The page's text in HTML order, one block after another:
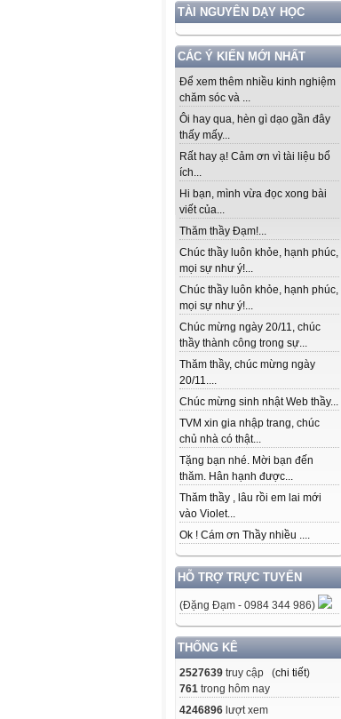
TÀI NGUYÊN DẠY HỌC
CÁC Ý KIẾN MỚI NHẤT
Để xem thêm nhiều kinh nghiệm
chăm sóc và ...
Ôi hay qua, hèn gì dạo gần đây
thấy mấy...
Rất hay ạ! Cảm ơn vì tài liệu bổ
ích...
Hi bạn, mình vừa đọc xong bài
viết của...
Thăm thầy Đạm!...
Chúc thầy luôn khỏe, hạnh phúc,
mọi sự như ý!...
Chúc thầy luôn khỏe, hạnh phúc,
mọi sự như ý!...
Chúc mừng ngày 20/11, chúc
thầy thành công trong sự...
Thăm thầy, chúc mừng ngày
20/11....
Chúc mừng sinh nhật Web thầy...
TVM xin gia nhập trang, chúc
chủ nhà có thật...
Tặng bạn nhé. Mời bạn đến
thăm. Hân hạnh được...
Thăm thầy , lâu rồi em lai mới
vào Violet...
Ok ! Cám ơn Thầy nhiều ....
HỖ TRỢ TRỰC TUYẾN
(Đặng Đạm - 0984 344 986)
THỐNG KÊ
2527639 truy cập (chi tiết)
761 trong hôm nay
4246896 lượt xem